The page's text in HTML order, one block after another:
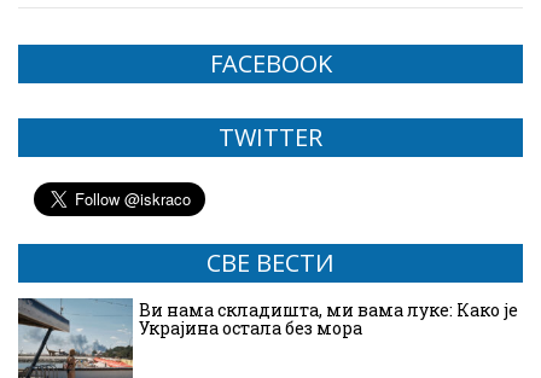
FACEBOOK
TWITTER
СВЕ ВЕСТИ
Ви нама складишта, ми вама луке: Како је
Украјина остала без мора